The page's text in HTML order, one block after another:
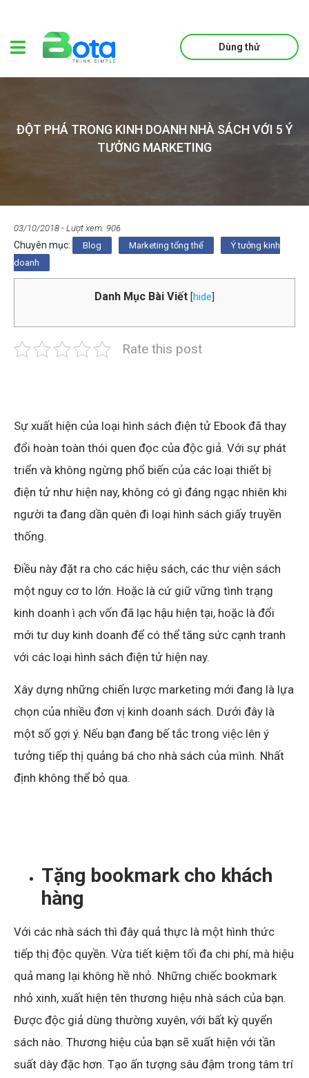
Dùng thử
ĐỘT PHÁ TRONG KINH DOANH NHÀ SÁCH VỚI 5 Ý
TƯỞNG MARKETING
03/10/2018 - Lượt xem: 906
Chuyên mục: Blog Marketing tổng thể
Ý tưởng kinh
doanh
Danh Mục Bài Viết [hide
Rate this post
Sự xuất hiện của loại hình sách điện tử Ebook đã thay
đổi hoàn toàn thói quen đọc của độc giả. Với sự phát
triển và không ngừng phổ biến của các loại thiết bị
điện tử như hiện nay, không có gì đáng ngạc nhiên khi
người ta đang dần quên đi loại hình sách giấy truyền
thống.
Điều này đặt ra cho các hiệu sách, các thư viện sách
một nguy cơ to lớn. Hoặc là cứ giữ vững tình trạng
kinh doanh ì ạch vốn đã lạc hậu hiện tại, hoặc là đổi
mới tư duy kinh doanh để có thể tăng sức cạnh tranh
với các loại hình sách điện tử hiện nay.
Xây dựng những chiến lược marketing mới đang là lựa
chọn của nhiều đơn vị kinh doanh sách. Dưới đây là
một số gợi ý. Nếu bạn đang bế tắc trong việc lên ý
tưởng tiếp thị quảng bá cho nhà sách của mình. Nhất
định không thể bỏ qua.
Tặng bookmark cho khách
hàng
Với các nhà sách thì đây quả thực là một hình thức
tiếp thị độc quyền. Vừa tiết kiệm tối đa chi phí, mà hiệu
quả mang lại không hề nhỏ. Những chiếc bookmark
nhỏ xinh, xuất hiện tên thương hiệu nhà sách của bạn.
Được độc giả dùng thường xuyên, với bất kỳ quyển
sách nào. Thương hiệu của bạn sẽ xuất hiện với tần
suất dày đặc hơn. Tạo ấn tượng sâu đậm trong tâm trí